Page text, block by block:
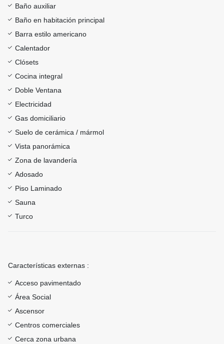
Baño auxiliar
Baño en habitación principal
Barra estilo americano
Calentador
Clósets
Cocina integral
Doble Ventana
Electricidad
Gas domiciliario
Suelo de cerámica / mármol
Vista panorámica
Zona de lavandería
Adosado
Piso Laminado
Sauna
Turco
Características externas :
Acceso pavimentado
Área Social
Ascensor
Centros comerciales
Cerca zona urbana